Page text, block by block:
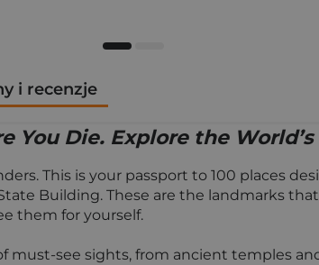
i recenzje
You Die. Explore the
This is your passport to 100 places
Building. These are the landmarks
them for yourself.
see sights, from ancient temples